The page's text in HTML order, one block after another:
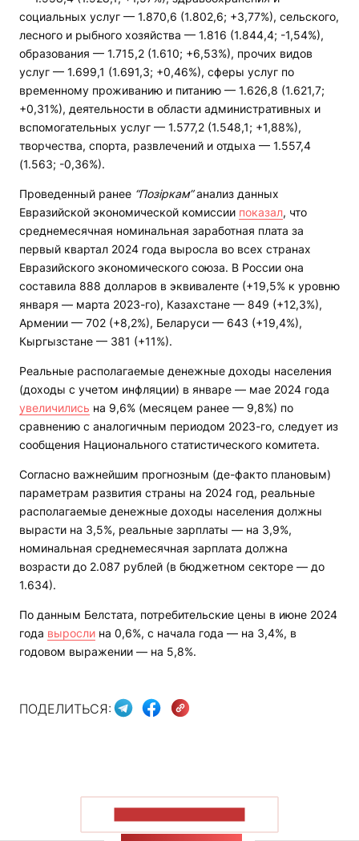
социальных услуг — 1.870,6 (1.802,6; +3,77%), сельского,
лесного и рыбного хозяйства — 1.816 (1.844,4; -1,54%),
образования — 1.715,2 (1.610; +6,53%), прочих видов
услуг — 1.699,1 (1.691,3; +0,46%), сферы услуг по
временному проживанию и питанию — 1.626,8 (1.621,7;
+0,31%), деятельности в области административных и
вспомогательных услуг — 1.577,2 (1.548,1; +1,88%),
творчества, спорта, развлечений и отдыха — 1.557,4
(1.563; -0,36%).
Проведенный ранее “Позіркам”анализ данных
Евразийской экономической комиссии показал, что
среднемесячная номинальная заработная плата за
первый квартал 2024 года выросла во всех странах
Евразийского экономического союза. В России она
составила 888 долларов в эквиваленте (+19,5% к уровню
января — марта 2023-го), Казахстане — 849 (+12,3%),
Армении — 702 (+8,2%), Беларуси — 643 (+19,4%),
Кыргызстане — 381 (+11%).
Реальные располагаемые денежные доходы населения
(доходы с учетом инфляции) в январе — мае 2024 года
увеличились на 9,6% (месяцем ранее — 9,8%) по
сравнению с аналогичным периодом 2023-го, следует из
сообщения Национального статистического комитета.
Согласно важнейшим прогнозным (де-факто плановым)
параметрам развития страны на 2024 год, реальные
располагаемые денежные доходы населения должны
вырасти на 3,5%, реальные зарплаты — на 3,9%,
номинальная среднемесячная зарплата должна
возрасти до 2.087 рублей (в бюджетном секторе — до
1.634).
По данным Белстата, потребительские цены в июне 2024
года выросли на 0,6%, с начала года — на 3,4%, в
годовом выражении — на 5,8%.
ПОДЕЛИТЬСЯ: